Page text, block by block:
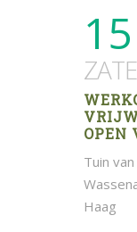
15
OPEN
Tuin
Haag